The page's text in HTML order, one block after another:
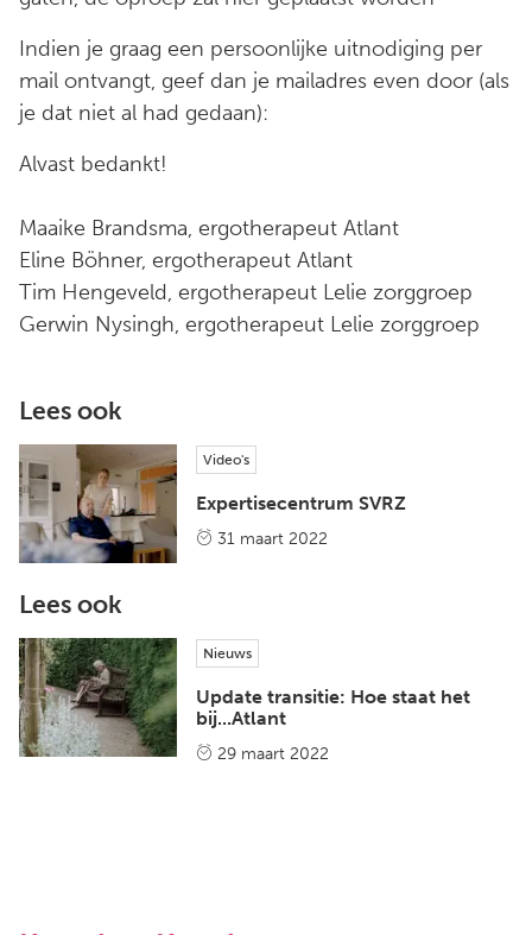
Indien je graag een persoonlijke uitnodiging per
mail ontvangt, geef dan je mailadres even door (als
je dat niet al had gedaan):
Alvast bedankt!
Maaike Brandsma, ergotherapeut Atlant
Eline Böhner, ergotherapeut Atlant
Tim Hengeveld, ergotherapeut Lelie zorggroep
Gerwin Nysingh, ergotherapeut Lelie zorggroep
Lees ook
Video's
Expertisecentrum SVRZ
31 maart 2022
Lees ook
Nieuws
Update transitie: Hoe staat het
bij...Atlant
29 maart 2022